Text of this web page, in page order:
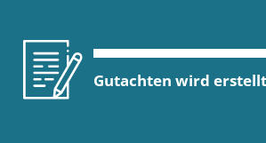
Gutachten wird erstellt